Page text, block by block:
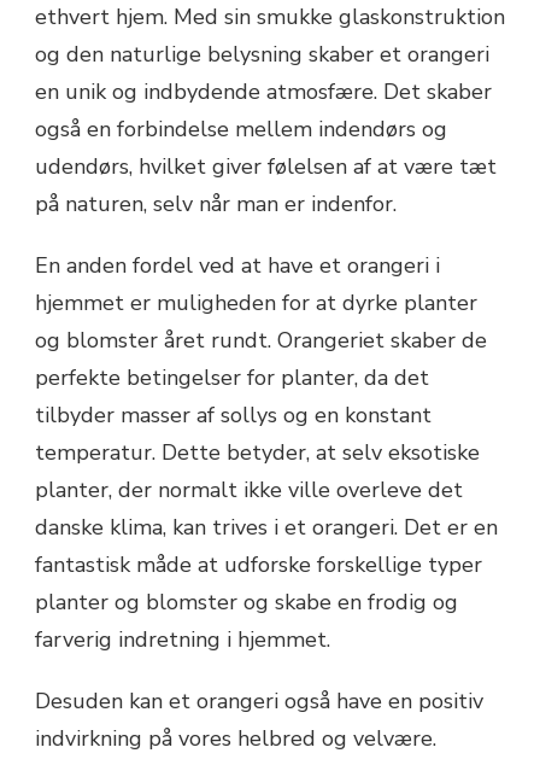
ethvert hjem. Med sin smukke glaskonstruktion
og den naturlige belysning skaber et orangeri
en unik og indbydende atmosfære. Det skaber
også en forbindelse mellem indendørs og
udendørs, hvilket giver følelsen af at være tæt
på naturen, selv når man er indenfor.
En anden fordel ved at have et orangeri i
hjemmet er muligheden for at dyrke planter
og blomster året rundt. Orangeriet skaber de
perfekte betingelser for planter, da det
tilbyder masser af sollys og en konstant
temperatur. Dette betyder, at selv eksotiske
planter, der normalt ikke ville overleve det
danske klima, kan trives i et orangeri. Det er en
fantastisk måde at udforske forskellige typer
planter og blomster og skabe en frodig og
farverig indretning i hjemmet.
Desuden kan et orangeri også have en positiv
indvirkning på vores helbred og velvære.